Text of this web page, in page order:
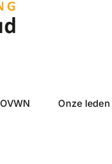
OVWN Onze leden